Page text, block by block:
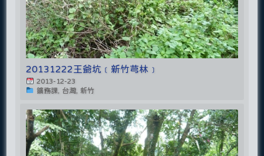
20131222王爺坑﹝新竹芎林﹞
2013-12-23
鑛務課, 台灣, 新竹